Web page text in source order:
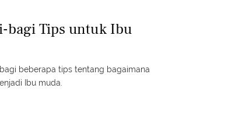
bagi Tips untuk Ibu
beberapa tips tentang bagaimana
Ibu muda.